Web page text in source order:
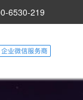
6530-219